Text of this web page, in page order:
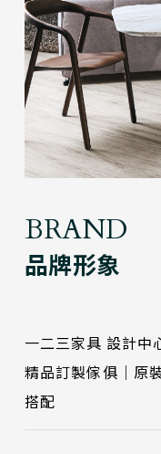
BRAND
品牌形象
一二三家具 設計中
精品訂製傢俱｜原
搭配